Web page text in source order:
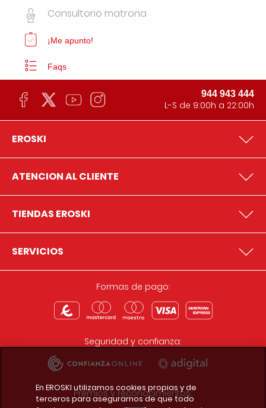
Consultorio matrona
¡Me apunto!
Faqs
944 943 444
L-S de 9:00h a 22:00h
EROSKI
ATENCION AL CLIENTE
TIENDAS EROSKI
SERVICIOS
Formas de pago:
Seguridad y confianza:
Premios y reconocimientos:
En EROSKI utilizamos cookies propias y de
terceros para asegurarnos de que todo